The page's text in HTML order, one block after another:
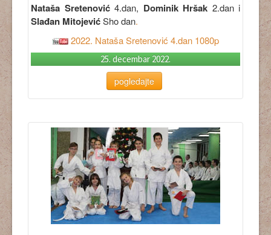
Nataša Sretenović4.dan, Dominik Hršak 2.dan i
Slađan MitojevićSho dan.
2022. Nataša Sretenović 4.dan 1080p
25. decembar 2022.
pogledajte